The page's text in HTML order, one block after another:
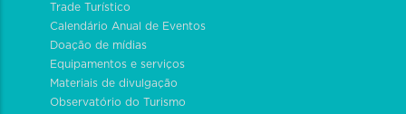
Trade Turístico
Calendário Anual de Eventos
Doação de mídias
Equipamentos e serviços
Materiais de divulgação
Observatório do Turismo